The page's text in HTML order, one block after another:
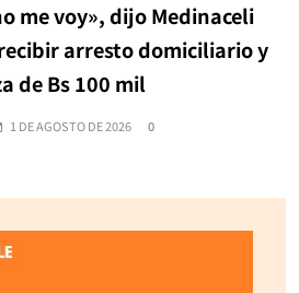
me voy», dijo Medinaceli
arresto domiciliario y
de Bs 100 mil
1 DE AGOSTO DE 2026 0